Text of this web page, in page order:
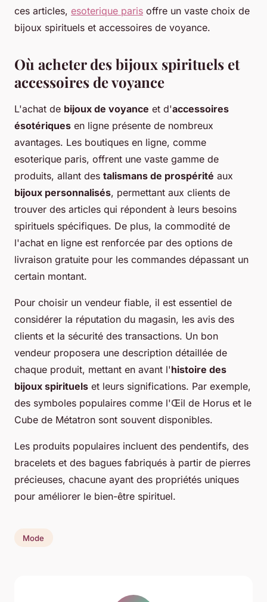
ces articles, esoterique paris offre un vaste choix de
bijoux spirituels et accessoires de voyance.
Où acheter des bijoux spirituels et
accessoires de voyance
L'achat de bijoux de voyance et d'accessoires
ésotériques en ligne présente de nombreux
avantages. Les boutiques en ligne, comme
esoterique paris, offrent une vaste gamme de
produits, allant des talismans de prospérité aux
bijoux personnalisés, permettant aux clients de
trouver des articles qui répondent à leurs besoins
spirituels spécifiques. De plus, la commodité de
l'achat en ligne est renforcée par des options de
livraison gratuite pour les commandes dépassant un
certain montant.
Pour choisir un vendeur fiable, il est essentiel de
considérer la réputation du magasin, les avis des
clients et la sécurité des transactions. Un bon
vendeur proposera une description détaillée de
chaque produit, mettant en avant l'histoire des
bijoux spirituels et leurs significations. Par exemple,
des symboles populaires comme l'Œil de Horus et le
Cube de Métatron sont souvent disponibles.
Les produits populaires incluent des pendentifs, des
bracelets et des bagues fabriqués à partir de pierres
précieuses, chacune ayant des propriétés uniques
pour améliorer le bien-être spirituel.
Mode